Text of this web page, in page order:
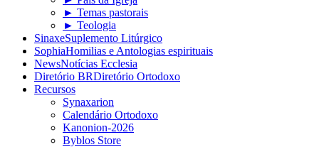
► Temas pastorais
► Teologia
SinaxeSuplemento Litúrgico
SophiaHomilias e Antologias espirituais
NewsNotícias Ecclesia
Diretório BRDiretório Ortodoxo
Recursos
Synaxarion
Calendário Ortodoxo
Kanonion-2026
Byblos Store